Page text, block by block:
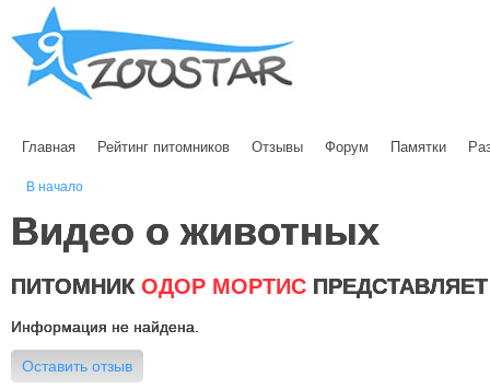
Главная Рейтинг питомников Отзывы Форум Памятки
В начало
Видео о животных
ПИТОМНИК ОДОР МОРТИС ПРЕДСТАВЛЯЕТ
Информация не найдена.
Оставить отзыв